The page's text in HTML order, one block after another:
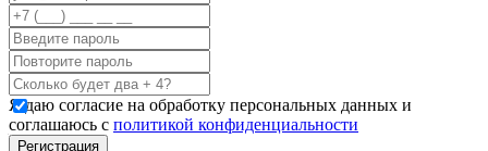
Я даю согласие на обработку персональных данных и
соглашаюсь с политикой конфиденциальности
Регистрация